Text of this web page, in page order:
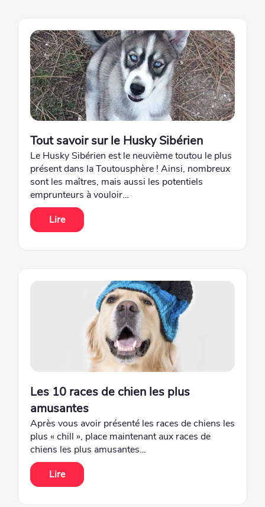
Tout savoir sur le Husky Sibérien
Le Husky Sibérien est le neuvième toutou le plus
présent dans la Toutousphère ! Ainsi, nombreux
sont les maîtres, mais aussi les potentiels
emprunteurs à vouloir…
Lire
Les 10 races de chien les plus
amusantes
Après vous avoir présenté les races de chiens les
plus « chill », place maintenant aux races de
chiens les plus amusantes…
Lire